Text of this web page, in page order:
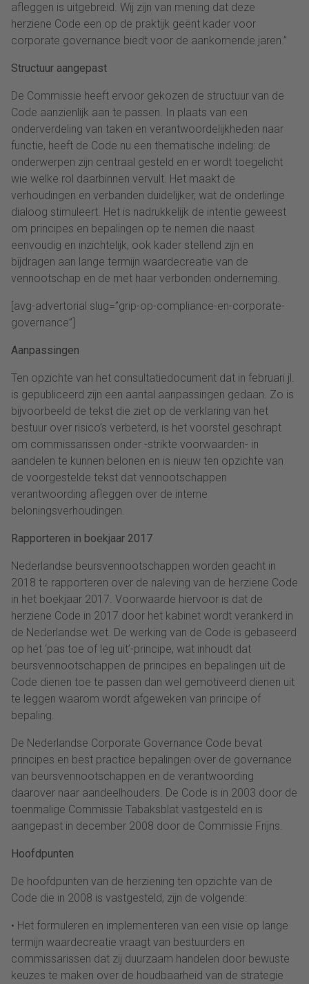
afleggen is uitgebreid. Wij zijn van mening dat deze
herziene Code een op de praktijk geënt kader voor
corporate governance biedt voor de aankomende jaren.”
Structuur aangepast
De Commissie heeft ervoor gekozen de structuur van de
Code aanzienlijk aan te passen. In plaats van een
onderverdeling van taken en verantwoordelijkheden naar
functie, heeft de Code nu een thematische indeling: de
onderwerpen zijn centraal gesteld en er wordt toegelicht
wie welke rol daarbinnen vervult. Het maakt de
verhoudingen en verbanden duidelijker, wat de onderlinge
dialoog stimuleert. Het is nadrukkelijk de intentie geweest
om principes en bepalingen op te nemen die naast
eenvoudig en inzichtelijk, ook kader stellend zijn en
bijdragen aan lange termijn waardecreatie van de
vennootschap en de met haar verbonden onderneming.
[avg-advertorial slug=”grip-op-compliance-en-corporate-
governance”]
Aanpassingen
Ten opzichte van het consultatiedocument dat in februari jl.
is gepubliceerd zijn een aantal aanpassingen gedaan. Zo is
bijvoorbeeld de tekst die ziet op de verklaring van het
bestuur over risico’s verbeterd, is het voorstel geschrapt
om commissarissen onder -strikte voorwaarden- in
aandelen te kunnen belonen en is nieuw ten opzichte van
de voorgestelde tekst dat vennootschappen
verantwoording afleggen over de interne
beloningsverhoudingen.
Rapporteren in boekjaar 2017
Nederlandse beursvennootschappen worden geacht in
2018 te rapporteren over de naleving van de herziene Code
in het boekjaar 2017. Voorwaarde hiervoor is dat de
herziene Code in 2017 door het kabinet wordt verankerd in
de Nederlandse wet. De werking van de Code is gebaseerd
op het ‘pas toe of leg uit’-principe, wat inhoudt dat
beursvennootschappen de principes en bepalingen uit de
Code dienen toe te passen dan wel gemotiveerd dienen uit
te leggen waarom wordt afgeweken van principe of
bepaling.
De Nederlandse Corporate Governance Code bevat
principes en best practice bepalingen over de governance
van beursvennootschappen en de verantwoording
daarover naar aandeelhouders. De Code is in 2003 door de
toenmalige Commissie Tabaksblat vastgesteld en is
aangepast in december 2008 door de Commissie Frijns.
Hoofdpunten
De hoofdpunten van de herziening ten opzichte van de
Code die in 2008 is vastgesteld, zijn de volgende:
• Het formuleren en implementeren van een visie op lange
termijn waardecreatie vraagt van bestuurders en
commissarissen dat zij duurzaam handelen door bewuste
keuzes te maken over de houdbaarheid van de strategie